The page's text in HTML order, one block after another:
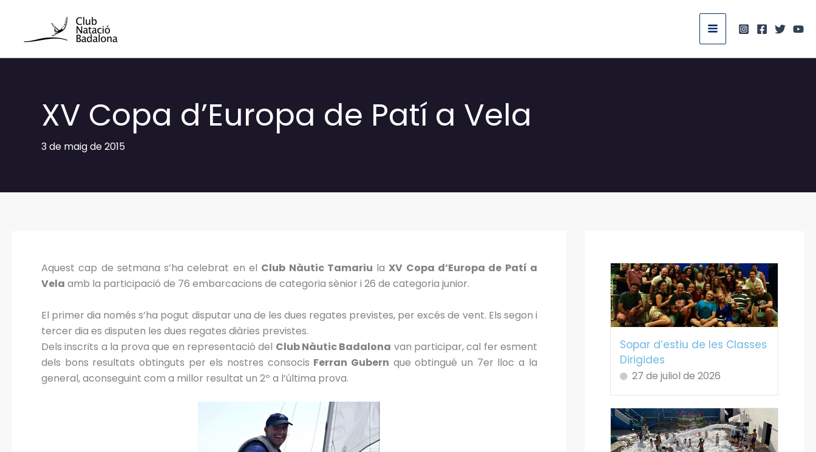
contingut
XV Copa d’Europa de Patí a Vela
3 de maig de 2015
Aquest cap de setmana s’ha celebrat en el Club Nàutic Tamariu laXV Copa d’Europa de Patí a
Vela amb la participació de 76 embarcacions de categoria sènior i 26 de categoria junior.
El primer dia només s’ha pogut disputar una de les dues regates previstes, per excés de vent. Els segon i
tercer dia es disputen les dues regates diàries previstes.
Dels inscrits a la prova que en representació del Club Nàutic Badalona van participar, cal fer esment
dels bons resultats obtinguts per els nostres consocis Ferran Gubern que obtingué un 7er lloc a la
general, aconseguint com a millor resultat un 2º a l’última prova.
Sopar d’estiu de les Classes
Dirigides
27 de juliol de 2026